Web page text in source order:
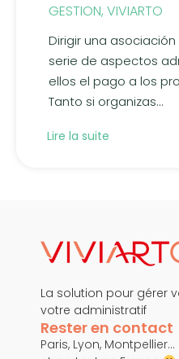
GESTION, VIVIARTO
Dirigir una
serie de aspectos
ellos el pago a los
Tanto si organizas...
Lire la suite
La solution pour gérer
votre administratif
Rester en contact
Paris, Lyon, Montpellier…